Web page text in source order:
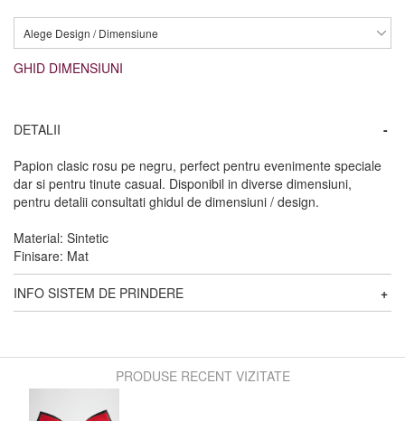
Alege Design / Dimensiune
GHID DIMENSIUNI
DETALII
-
Papion clasic rosu pe negru, perfect pentru evenimente speciale
dar si pentru tinute casual. Disponibil in diverse dimensiuni,
pentru detalii consultati ghidul de dimensiuni / design.
Material: Sintetic
Finisare: Mat
INFO SISTEM DE PRINDERE +
PRODUSE RECENT VIZITATE